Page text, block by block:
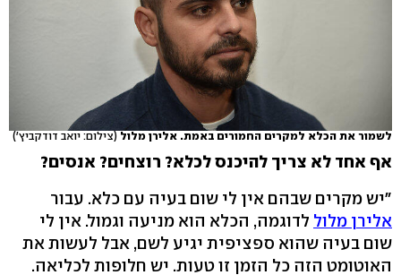
לשמור את הכלא למקרים החמורים באמת. אלירן מלול (צילום: יואב דודקביץ')
אף אחד לא צריך להיכנס לכלא? רוצחים? אנסים?
"יש מקרים שבהם אין לי שום בעיה עם כלא. עבור
אלירן מלול לדוגמה, הכלא הוא מניעה וגמול. אין לי
שום בעיה שהוא ספציפית יגיע לשם, אבל לעשות את
האוטומט הזה כל הזמן זו טעות. יש חלופות לכליאה.